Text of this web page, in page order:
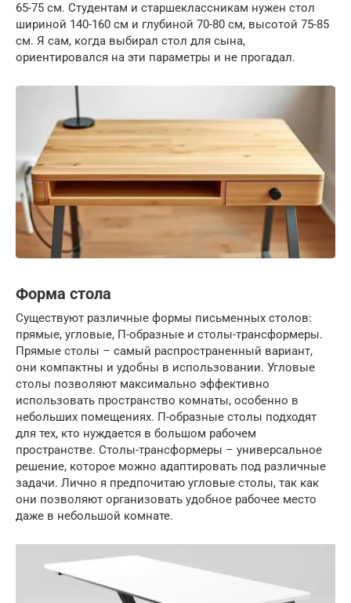
65-75 см. Студентам и старшеклассникам нужен стол
шириной 140-160 см и глубиной 70-80 см, высотой 75-85
см. Я сам, когда выбирал стол для сына,
ориентировался на эти параметры и не прогадал.
Форма стола
Существуют различные формы письменных столов:
прямые, угловые, П-образные и столы-трансформеры.
Прямые столы – самый распространенный вариант,
они компактны и удобны в использовании. Угловые
столы позволяют максимально эффективно
использовать пространство комнаты, особенно в
небольших помещениях. П-образные столы подходят
для тех, кто нуждается в большом рабочем
пространстве. Столы-трансформеры – универсальное
решение, которое можно адаптировать под различные
задачи. Лично я предпочитаю угловые столы, так как
они позволяют организовать удобное рабочее место
даже в небольшой комнате.